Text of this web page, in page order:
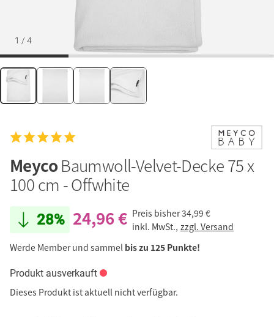
1 / 4
MeycoBaumwoll-Velvet-Decke 75 x
100 cm - Offwhite
28% 24,96 € Preis bisher34,99 €
inkl. MwSt., zzgl. Versand
Werde Member und sammel bis zu 125 Punkte!
Produkt ausverkauft
Dieses Produkt ist aktuell nicht verfügbar.